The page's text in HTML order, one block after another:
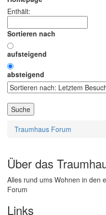
Enthält:
Sortieren nach
aufsteigend
absteigend
Traumhaus Forum
Über das
Alles rund ums Wohnen in den
Forum
Links